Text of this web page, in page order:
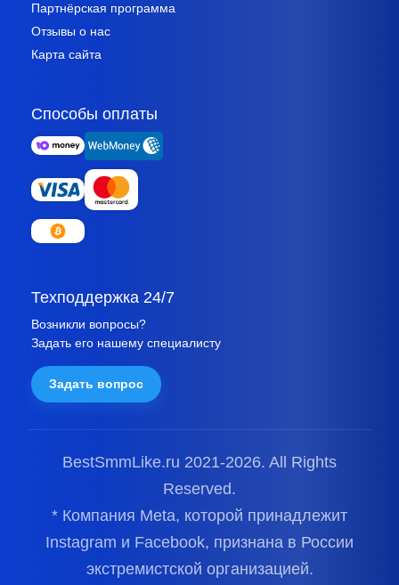
Партнёрская программа
Отзывы о нас
Карта сайта
Способы оплаты
Техподдержка 24/7
Возникли вопросы?
Задать его нашему специалисту
Задать вопрос
BestSmmLike.ru 2021-2026. All Rights
Reserved.
* Компания Meta, которой принадлежит
Instagram и Facebook, признана в России
экстремистской организацией.